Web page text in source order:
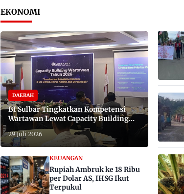
EKONOMI
DAERAH
BI Sulbar Tingkatkan Kompetensi
Wartawan Lewat Capacity Building
2026
29 Juli 2026
KEUANGAN
Rupiah Ambruk ke 18 Ribu
per Dolar AS, IHSG Ikut
Terpukul